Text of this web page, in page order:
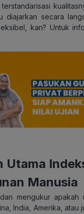
diajarkan secara
kan? Untuk
Utama
Manusia
mengukur apakah
India, Amerika, atau